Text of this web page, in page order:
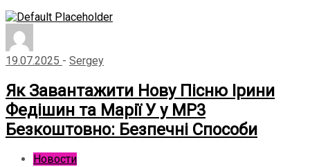
19.07.2025 - Sergey
Як Завантажити Нову Пісню Ірини
Федішин та Марії У у MP3
Безкоштовно: Безпечні Способи
Новости